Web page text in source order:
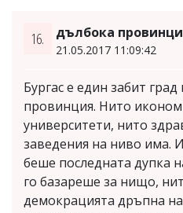
16. дълбока
21.05.2017 11:09:42
Бургас е един забит
провинция. Нито
университети, нито
заведения на ниво има.
беше последната дупка
го базареше за нищо,
демокрацията дръпна